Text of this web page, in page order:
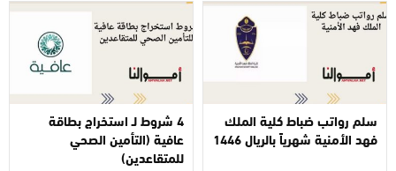
سلم رواتب ضباط كلية الملك
فهد الأمنية شهرياً بالريال 1446
4 شروط لـ استخراج بطاقة
عافية (التأمين الصحي
للمتقاعدين)